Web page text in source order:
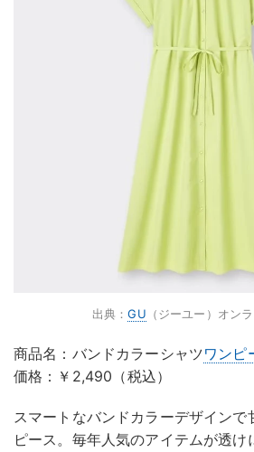
出典：GU （ジーユー）オン
商品名：バンドカラーシャツワンピ
価格：￥2,490（税込）
スマートなバンドカラーデザインで
ピース。毎年人気のアイテムが透け